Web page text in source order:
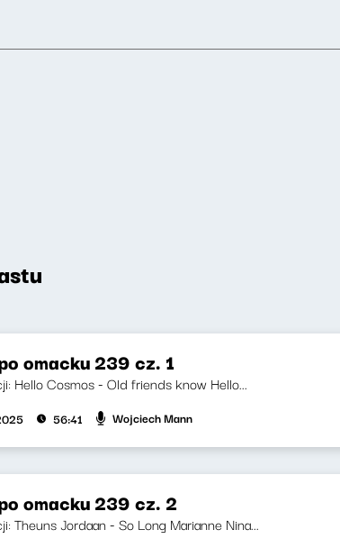
omacku 239 cz. 1
Hello Cosmos - Old friends know Hello...
56:41 Wojciech Mann
omacku 239 cz. 2
Theuns Jordaan - So Long Marianne Nina...